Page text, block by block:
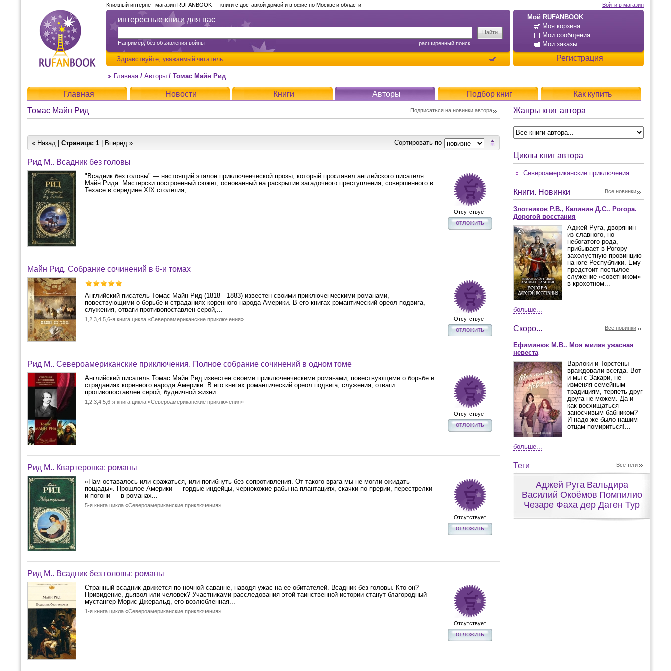
Мой RUFANBOOK
Моя корзина
Мои сообщения
Мои заказы
Регистрация
Войти в магазин
интересные книги для вас
Например,без объявления войны расширенный поиск
Здравствуйте, уважаемый читатель
Книжный интернет-магазин RUFANBOOK — книги с доставкой домой и в офис по Москве и области
Главная / Авторы / Томас Майн Рид
Главная Новости Книги Авторы Подбор книг
Как купить
Томас Майн Рид
Подписаться на новинки автора
« Назад | Страница: 1 | Вперёд » Сортировать по
Рид М.. Всадник без головы
"Всадник без головы" — настоящий эталон приключенческой прозы, который прославил английского писателя
Майн Рида. Мастерски построенный сюжет, основанный на раскрытии загадочного преступления, совершенного в
Техасе в середине XIX столетия,...
Отсутствует
отложить
Майн Рид. Собрание сочинений в 6-и томах
Английский писатель Томас Майн Рид (1818—1883) известен своими приключенческими романами,
повествующими о борьбе и страданиях коренного народа Америки. В его книгах романтический ореол подвига,
служения, отваги противопоставлен серой,...
1,2,3,4,5,6-я книга цикла «Североамериканские приключения» Отсутствует
отложить
Рид М.. Североамериканские приключения. Полное собрание сочинений в одном томе
Английский писатель Томас Майн Рид известен своими приключенческими романами, повествующими о борьбе и
страданиях коренного народа Америки. В его книгах романтический ореол подвига, служения, отваги
противопоставлен серой, будничной жизни....
1,2,3,4,5,6-я книга цикла «Североамериканские приключения»
Отсутствует
отложить
Рид М.. Квартеронка: романы
«Нам оставалось или сражаться, или погибнуть без сопротивления. От такого врага мы не могли ожидать
пощады». Прошлое Америки — гордые индейцы, чернокожие рабы на плантациях, скачки по прерии, перестрелки
и погони — в романах...
5-я книга цикла «Североамериканские приключения»
Отсутствует
отложить
Рид М.. Всадник без головы: романы
Странный всадник движется по ночной саванне, наводя ужас на ее обитателей. Всадник без головы. Кто он?
Привидение, дьявол или человек? Участниками расследования этой таинственной истории станут благородный
мустангер Морис Джеральд, его возлюбленная...
1-я книга цикла «Североамериканские приключения»
Отсутствует
отложить
Жанры книг автора
Циклы книг автора
Североамериканские приключения
Книги. Новинки Все новинки
Злотников Р.В., Калинин Д.С.. Рогора.
Дорогой восстания
Аджей Руга, дворянин
из славного, но
небогатого рода,
прибывает в Рогору —
захолустную провинцию
на юге Республики. Ему
предстоит постылое
служение «советником»
в крохотном...
больше...
Скоро... Все новинки
Ефиминюк М.В.. Моя милая ужасная
невеста
Варлоки и Торстены
враждовали всегда. Вот
и мы с Закари, не
изменяя семейным
традициям, терпеть друг
друга не можем. Да и
как восхищаться
заносчивым бабником?
И надо же было нашим
отцам помириться!...
больше...
Теги Все теги
Аджей Руга Вальдира
Василий Окоёмов Помпилио
Чезаре Фаха дер Даген Тур